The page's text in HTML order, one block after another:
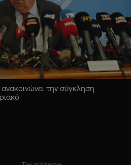
την σύγκληση